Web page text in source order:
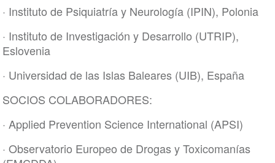
· Instituto de Psiquiatría y Neurología (IPIN), Polonia
· Instituto de Investigación y Desarrollo (UTRIP),
Eslovenia
· Universidad de las Islas Baleares (UIB), España
SOCIOS COLABORADORES:
· Applied Prevention Science International (APSI)
· Observatorio Europeo de Drogas y Toxicomanías